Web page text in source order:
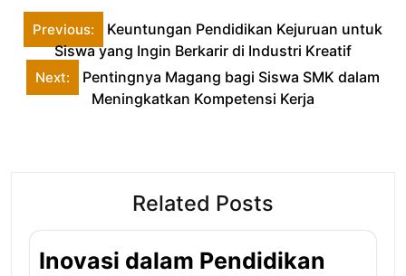
Post
navigation
Previous:
Keuntungan Pendidikan Kejuruan untuk
Siswa yang Ingin Berkarir di Industri Kreatif
Next:
Pentingnya Magang bagi Siswa SMK dalam
Meningkatkan Kompetensi Kerja
Related Posts
Inovasi dalam Pendidikan